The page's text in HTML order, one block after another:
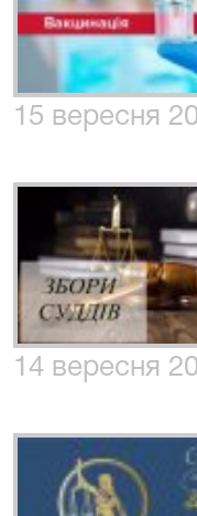
15 вересня
14 вересня